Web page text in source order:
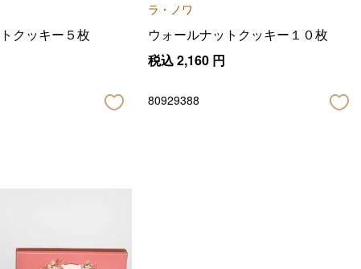
クッキー５枚
ラ・ノワ
ウォールナットクッキー１０枚
税込2,160 円
80929388